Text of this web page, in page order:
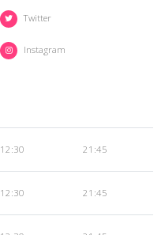
Twitter
Instagram
12:30 21:45
12:30 21:45